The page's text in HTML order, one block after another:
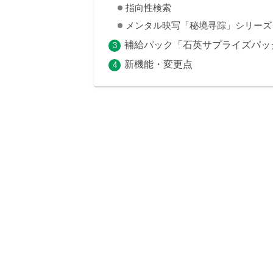
指向性検索
メンタル映写「秘境寻踪」シリーズ
補給パック「石英サプライズパッ
新機能・変更点